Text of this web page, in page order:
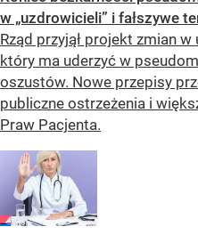
w „uzdrowicieli” i fałszywe
Rząd przyjął projekt zmian
który ma uderzyć w
oszustów. Nowe przepisy
publiczne ostrzeżenia i
Praw Pacjenta.